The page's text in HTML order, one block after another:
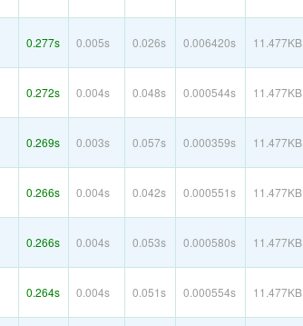
0.277s 0.005s 0.026s 0.006420s 11.477KB
0.272s 0.004s 0.048s 0.000544s 11.477KB
0.269s 0.003s 0.057s 0.000359s 11.477KB
0.266s 0.004s 0.042s 0.000551s 11.477KB
0.266s 0.004s 0.053s 0.000580s 11.477KB
0.264s 0.004s 0.051s 0.000554s 11.477KB